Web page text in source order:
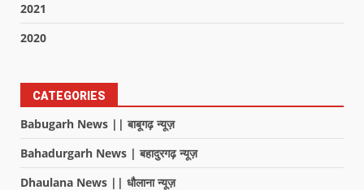
2021
2020
CATEGORIES
Babugarh News || बाबूगढ़ न्यूज़
Bahadurgarh News | बहादुरगढ़ न्यूज़
Dhaulana News || धौलाना न्यूज़